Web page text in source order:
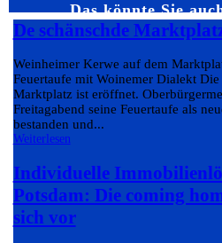
Das könnte Sie
De schänschde
Weinheimer Kerwe auf dem
Feuertaufe mit Woinemer Dialekt
Marktplatz ist eröffnet.
Freitagabend seine Feuertaufe als
bestanden und...
Weiterlesen
Individuelle
Potsdam: Die coming
sich vor